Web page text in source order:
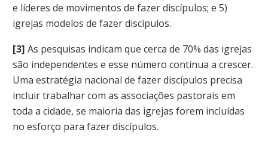
e líderes de movimentos de fazer discípulos; e 5)
igrejas modelos de fazer discípulos.
[3] As pesquisas indicam que cerca de 70% das igrejas
são independentes e esse número continua a crescer.
Uma estratégia nacional de fazer discípulos precisa
incluir trabalhar com as associações pastorais em
toda a cidade, se maioria das igrejas forem incluídas
no esforço para fazer discípulos.